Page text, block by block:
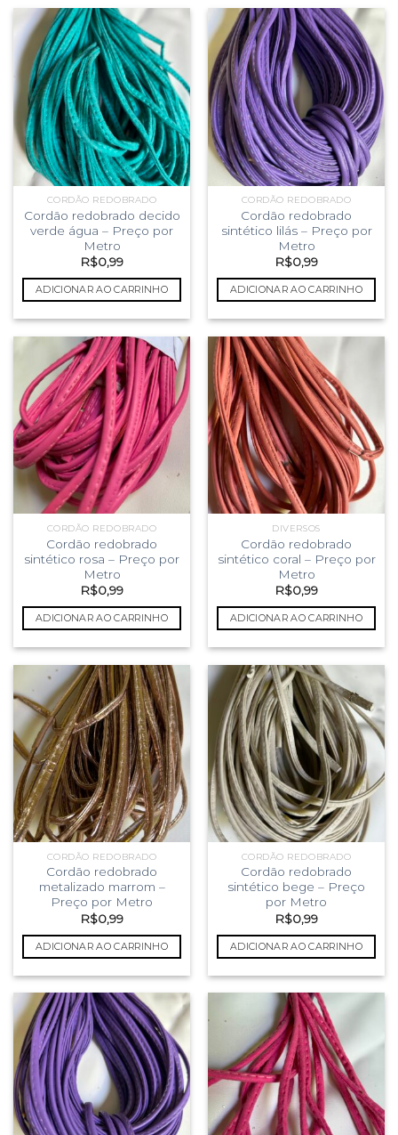
CORDÃO REDOBRADO
Cordão redobrado decido
verde água – Preço por
Metro
R$0,99
ADICIONAR AO CARRINHO
CORDÃO REDOBRADO
Cordão redobrado
sintético lilás – Preço por
Metro
R$0,99
ADICIONAR AO CARRINHO
CORDÃO REDOBRADO
Cordão redobrado
sintético rosa – Preço por
Metro
R$0,99
ADICIONAR AO CARRINHO
DIVERSOS
Cordão redobrado
sintético coral – Preço por
Metro
R$0,99
ADICIONAR AO CARRINHO
CORDÃO REDOBRADO
Cordão redobrado
metalizado marrom –
Preço por Metro
R$0,99
ADICIONAR AO CARRINHO
CORDÃO REDOBRADO
Cordão redobrado
sintético bege – Preço
por Metro
R$0,99
ADICIONAR AO CARRINHO